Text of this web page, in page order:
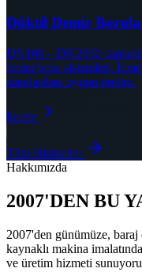
Düktil Demir
DN100 – DN2000
demir boru sistemleri.
standardına uygun üretim.
İncele
Tüm Hizmetler
Hakkımızda
2007'DEN BU
2007'den günümüze, baraj
kaynaklı makina
ve üretim hizmeti